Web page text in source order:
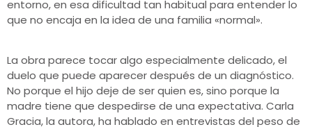
entorno, en esa dificultad tan habitual para entender lo
que no encaja en la idea de una familia «normal».
La obra parece tocar algo especialmente delicado, el
duelo que puede aparecer después de un diagnóstico.
No porque el hijo deje de ser quien es, sino porque la
madre tiene que despedirse de una expectativa. Carla
Gracia, la autora, ha hablado en entrevistas del peso de